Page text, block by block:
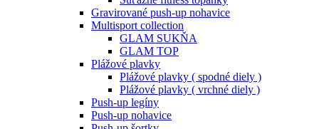
Gravirované push-up nohavice
Multisport collection
GLAM SUKŇA
GLAM TOP
Plážové plavky
Plážové plavky ( spodné diely )
Plážové plavky ( vrchné diely )
Push-up legíny
Push-up nohavice